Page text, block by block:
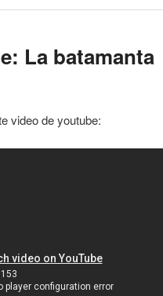
La batamanta
video de youtube: